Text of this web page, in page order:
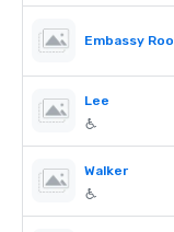
Lee
Walker